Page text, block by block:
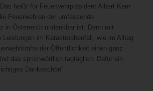
heißt für Feuerwehrpräsident Albert Kern
Feuerwehren der umfassende
in Österreich undenkbar ist. Denn mit
Leistungen im Katastrophenfall, wie im Alltag
der Öffentlichkeit einen ganz
das sprichwörtlich tagtäglich. Dafür ein
Dankeschön“.